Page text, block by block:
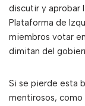
discutir y aprobar
Plataforma de
miembros votar
dimitan del
Si se pierde esta
mentirosos, como